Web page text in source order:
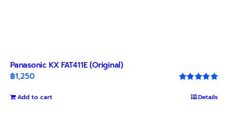
Panasonic KX FAT411E (Original)
out of 5
฿1,250
Add to cart Details